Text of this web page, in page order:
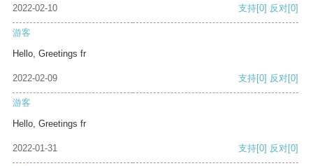
2022-02-10 支持[0] 反对[0]
游客
Hello, Greetings fr
2022-02-09 支持[0] 反对[0]
游客
Hello, Greetings fr
2022-01-31 支持[0] 反对[0]